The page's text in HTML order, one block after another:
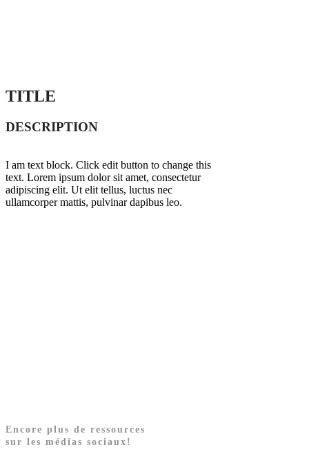
TITLE
DESCRIPTION
I am text block. Click edit button to change this
text. Lorem ipsum dolor sit amet, consectetur
adipiscing elit. Ut elit tellus, luctus nec
ullamcorper mattis, pulvinar dapibus leo.
Encore plus de ressources
sur les médias sociaux!